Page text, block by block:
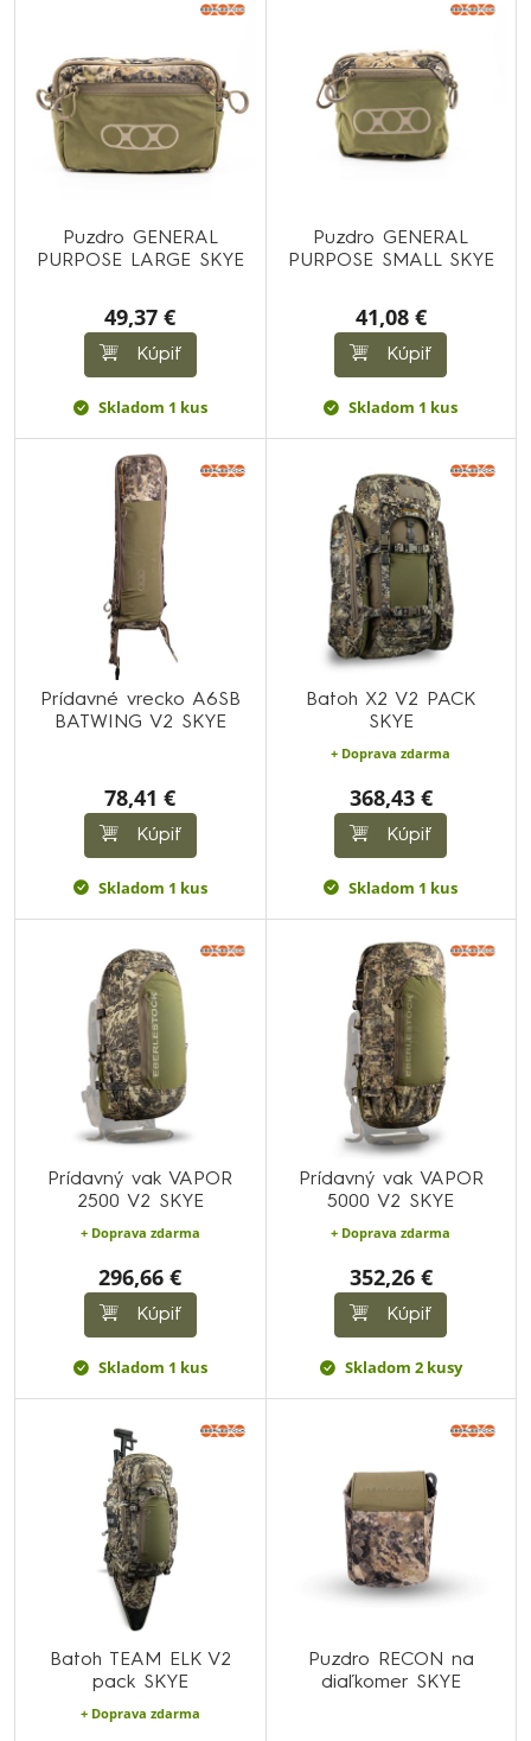
Puzdro GENERAL
PURPOSE LARGE SKYE
49,37 €
Kúpiť
Skladom 1 kus
Puzdro GENERAL
PURPOSE SMALL SKYE
41,08 €
Kúpiť
Skladom 1 kus
Prídavné vrecko A6SB
BATWING V2 SKYE
78,41 €
Kúpiť
Skladom 1 kus
Batoh X2 V2 PACK
SKYE
+ Doprava zdarma
368,43 €
Kúpiť
Skladom 1 kus
Prídavný vak VAPOR
2500 V2 SKYE
+ Doprava zdarma
296,66 €
Kúpiť
Skladom 1 kus
Prídavný vak VAPOR
5000 V2 SKYE
+ Doprava zdarma
352,26 €
Kúpiť
Skladom 2 kusy
Batoh TEAM ELK V2
pack SKYE
+ Doprava zdarma
Puzdro RECON na
diaľkomer SKYE